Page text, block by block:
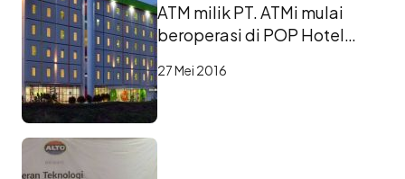
ATM milik PT. ATMi mulai
beroperasi di POP Hotel
27 Mei 2016